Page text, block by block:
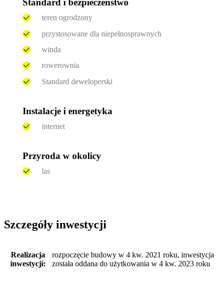
Standard i bezpieczeństwo
teren ogrodzony
przystosowane dla niepełnosprawnych
winda
rowerownia
Standard deweloperski
Instalacje i energetyka
internet
Przyroda w okolicy
las
Szczegóły inwestycji
Realizacja
inwestycji:
rozpoczęcie budowy w 4 kw. 2021 roku, inwestycja
została oddana do użytkowania w 4 kw. 2023 roku